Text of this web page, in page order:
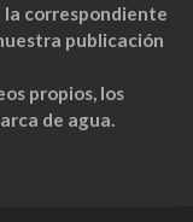
correspondiente
publicación
propios, los
de agua.